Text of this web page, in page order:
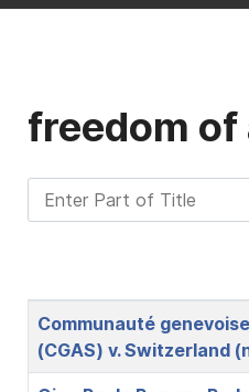
freedom
Enter Part of Title
Title
Communauté
(CGAS) v. Switzerland